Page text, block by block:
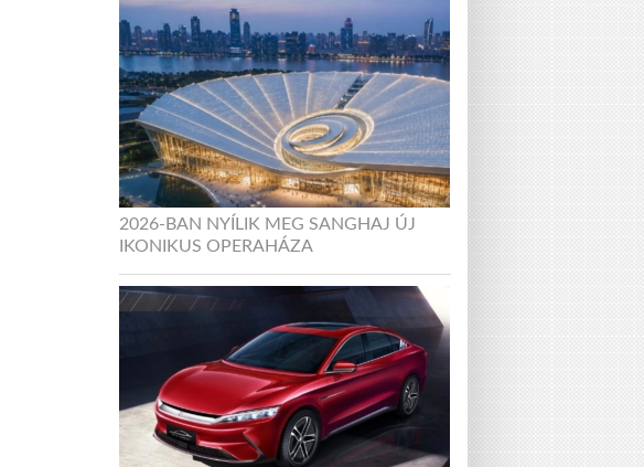
2026-BAN NYÍLIK MEG SANGHAJ ÚJ
IKONIKUS OPERAHÁZA